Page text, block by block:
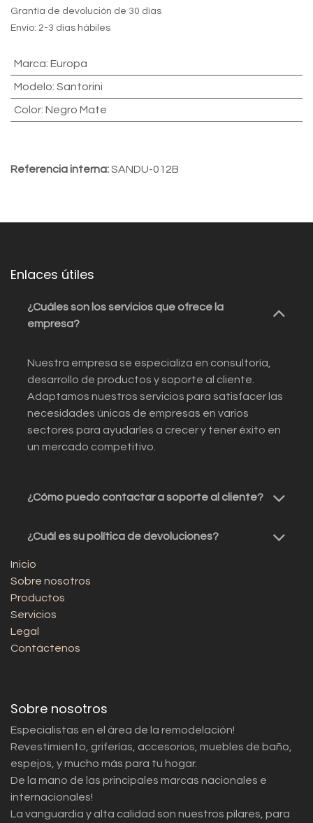
Grantía de devolución de 30 días
Envío: 2-3 días hábiles
Marca: Europa
Modelo: Santorini
Color: Negro Mate
Referencia interna:SANDU-012B
Enlaces útiles
¿Cuáles son los servicios que ofrece la
empresa?
Nuestra empresa se especializa en consultoría,
desarrollo de productos y soporte al cliente.
Adaptamos nuestros servicios para satisfacer las
necesidades únicas de empresas en varios
sectores para ayudarles a crecer y tener éxito en
un mercado competitivo.
¿Cómo puedo contactar a soporte al cliente?
¿Cuál es su política de devoluciones?
Inicio
Sobre nosotros
Productos
Servicios
Legal
Contáctenos
Sobre nosotros
Especialistas en el área de la remodelación!
Revestimiento, griferías, accesorios, muebles de baño,
espejos, y mucho más para tu hogar.
De la mano de las principales marcas nacionales e
internacionales!
La vanguardia y alta calidad son nuestros pilares, para